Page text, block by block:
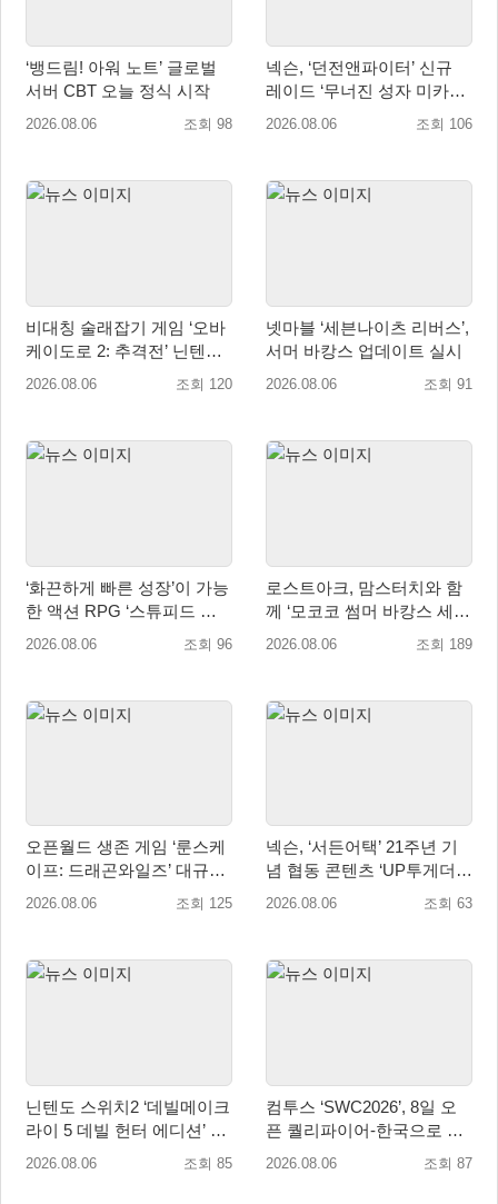
‘뱅드림! 아워 노트’ 글로벌
서버 CBT 오늘 정식 시작
2026.08.06 조회 98
넥슨, ‘던전앤파이터’ 신규
레이드 ‘무너진 성자 미카엘
라’ 업데이트!
2026.08.06 조회 106
비대칭 술래잡기 게임 ‘오바
케이도로 2: 추격전’ 닌텐도
eShop 출시
2026.08.06 조회 120
넷마블 ‘세븐나이츠 리버스’,
서머 바캉스 업데이트 실시
2026.08.06 조회 91
‘화끈하게 빠른 성장’이 가능
한 액션 RPG ‘스튜피드 네
버 다이즈’ 패키지판 예약판
2026.08.06 조회 96
로스트아크, 맘스터치와 함
께 ‘모코코 썸머 바캉스 세
트’ 출시
2026.08.06 조회 189
오픈월드 생존 게임 ‘룬스케
이프: 드래곤와일즈’ 대규모
유저 편의성 개선 및 사이드
2026.08.06 조회 125
넥슨, ‘서든어택’ 21주년 기
념 협동 콘텐츠 ‘UP투게더’
업데이트
2026.08.06 조회 63
닌텐도 스위치2 ‘데빌메이크
라이 5 데빌 헌터 에디션’ 패
키지 제품 8월 7일 예약판매
2026.08.06 조회 85
컴투스 ‘SWC2026’, 8일 오
픈 퀄리파이어-한국으로 시
즌 개막!
2026.08.06 조회 87